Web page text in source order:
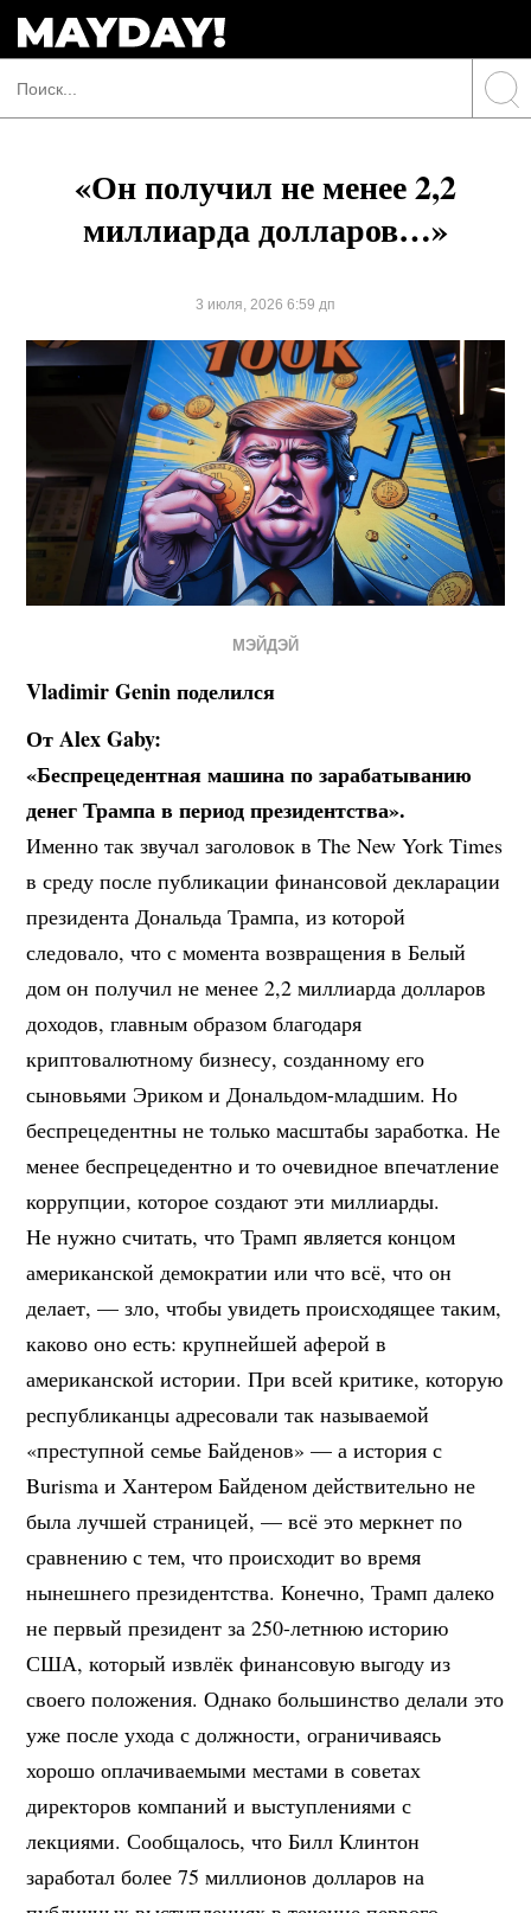
«Он получил не менее 2,2
миллиарда долларов…»
3 июля, 2026 6:59 дп
МЭЙДЭЙ
Vladimir Genin поделился
От Alex Gaby:
«Беспрецедентная машина по зарабатыванию
денег Трампа в период президентства».
Именно так звучал заголовок в The New York Times
в среду после публикации финансовой декларации
президента Дональда Трампа, из которой
следовало, что с момента возвращения в Белый
дом он получил не менее 2,2 миллиарда долларов
доходов, главным образом благодаря
криптовалютному бизнесу, созданному его
сыновьями Эриком и Дональдом-младшим. Но
беспрецедентны не только масштабы заработка. Не
менее беспрецедентно и то очевидное впечатление
коррупции, которое создают эти миллиарды.
Не нужно считать, что Трамп является концом
американской демократии или что всё, что он
делает, — зло, чтобы увидеть происходящее таким,
каково оно есть: крупнейшей аферой в
американской истории. При всей критике, которую
республиканцы адресовали так называемой
«преступной семье Байденов» — а история с
Burisma и Хантером Байденом действительно не
была лучшей страницей, — всё это меркнет по
сравнению с тем, что происходит во время
нынешнего президентства. Конечно, Трамп далеко
не первый президент за 250-летнюю историю
США, который извлёк финансовую выгоду из
своего положения. Однако большинство делали это
уже после ухода с должности, ограничиваясь
хорошо оплачиваемыми местами в советах
директоров компаний и выступлениями с
лекциями. Сообщалось, что Билл Клинтон
заработал более 75 миллионов долларов на